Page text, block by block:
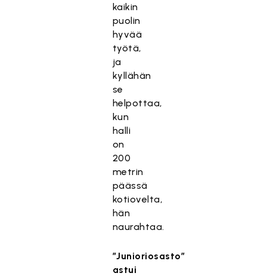
kaikin
puolin
hyvää
työtä,
ja
kyllähän
se
helpottaa,
kun
halli
on
200
metrin
päässä
kotiovelta,
hän
naurahtaa.
”Junioriosasto”
astui